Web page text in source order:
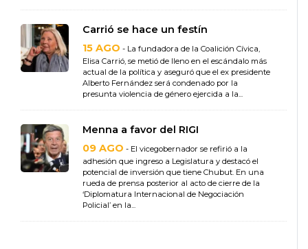
Carrió se hace un festín
15 AGO - La fundadora de la Coalición Cívica,
Elisa Carrió, se metió de lleno en el escándalo más
actual de la política y aseguró que el ex presidente
Alberto Fernández será condenado por la
presunta violencia de género ejercida a la...
Menna a favor del RIGI
09 AGO - El vicegobernador se refirió a la
adhesión que ingreso a Legislatura y destacó el
potencial de inversión que tiene Chubut. En una
rueda de prensa posterior al acto de cierre de la
‘Diplomatura Internacional de Negociación
Policial’ en la...